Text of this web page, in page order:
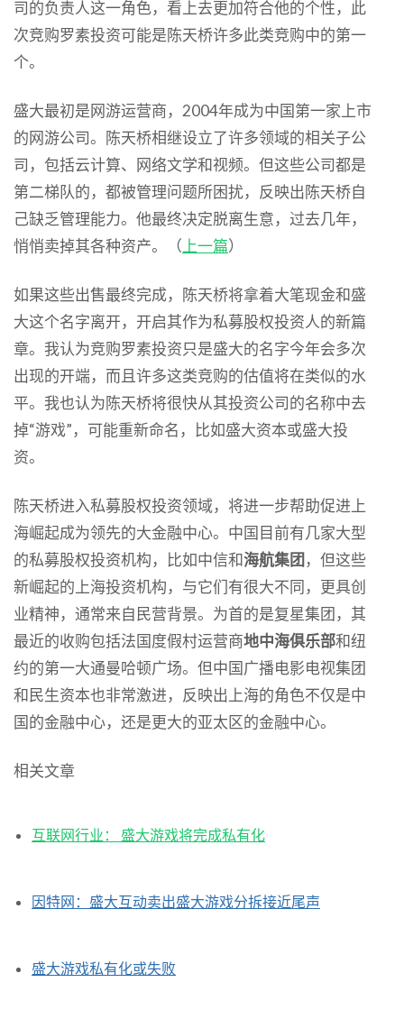
司的负责人这一角色，看上去更加符合他的个性，此
次竞购罗素投资可能是陈天桥许多此类竞购中的第一
个。
盛大最初是网游运营商，2004年成为中国第一家上市
的网游公司。陈天桥相继设立了许多领域的相关子公
司，包括云计算、网络文学和视频。但这些公司都是
第二梯队的，都被管理问题所困扰，反映出陈天桥自
己缺乏管理能力。他最终决定脱离生意，过去几年，
悄悄卖掉其各种资产。（ 上一篇）
如果这些出售最终完成，陈天桥将拿着大笔现金和盛
大这个名字离开，开启其作为私募股权投资人的新篇
章。我认为竞购罗素投资只是盛大的名字今年会多次
出现的开端，而且许多这类竞购的估值将在类似的水
平。我也认为陈天桥将很快从其投资公司的名称中去
掉“游戏”，可能重新命名，比如盛大资本或盛大投
资。
陈天桥进入私募股权投资领域，将进一步帮助促进上
海崛起成为领先的大金融中心。中国目前有几家大型
的私募股权投资机构，比如中信和海航集团 ，但这些
新崛起的上海投资机构，与它们有很大不同，更具创
业精神，通常来自民营背景。为首的是复星集团，其
最近的收购包括法国度假村运营商地中海俱乐部和纽
约的第一大通曼哈顿广场。但中国广播电影电视集团
和民生资本也非常激进，反映出上海的角色不仅是中
国的金融中心，还是更大的亚太区的金融中心。
相关文章
互联网行业： 盛大游戏将完成私有化
因特网：盛大互动卖出盛大游戏分拆接近尾声
盛大游戏私有化或失败